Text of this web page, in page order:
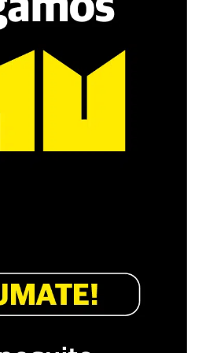
La frase de la madre de la joven
a aquel año: cuando
de 41 años.